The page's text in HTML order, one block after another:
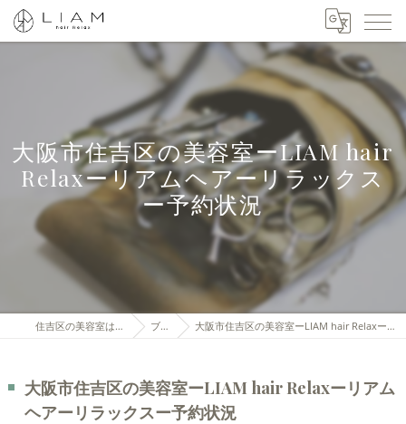
大阪市住吉区の美容室ーLIAM hair
Relaxーリアムヘアーリラックス
ー予約状況
住吉区の美容室はLIAM hair Relax ブログ 大阪市住吉区の美容室ーLIAM hair Relaxーリアムヘアーリラックスー予約状況
大阪市住吉区の美容室ーLIAM hair Relaxーリアム
ヘアーリラックスー予約状況